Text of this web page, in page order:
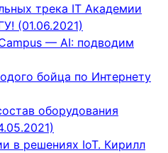
трека IT Академии
(01.06.2021)
— AI: подводим
бойца по Интернету
оборудования
в решениях IoT. Кирилл